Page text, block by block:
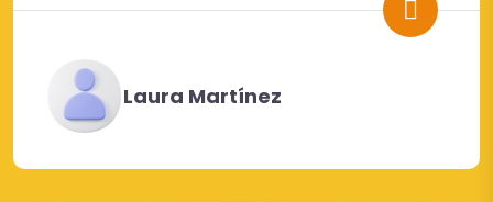
Laura Martínez